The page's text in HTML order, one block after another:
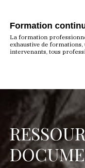
Formation
La formation
exhaustive de
intervenants, tous